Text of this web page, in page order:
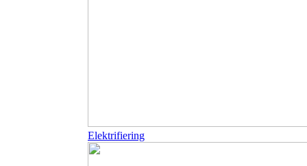
Elektrifiering